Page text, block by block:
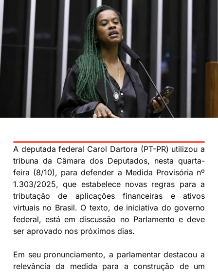
A deputada federal Carol Dartora (PT-PR) utilizou a
tribuna da Câmara dos Deputados, nesta quarta-
feira (8/10), para defender a Medida Provisória nº
1.303/2025, que estabelece novas regras para a
tributação de aplicações financeiras e ativos
virtuais no Brasil. O texto, de iniciativa do governo
federal, está em discussão no Parlamento e deve
ser aprovado nos próximos dias.
Em seu pronunciamento, a parlamentar destacou a
relevância da medida para a construção de um